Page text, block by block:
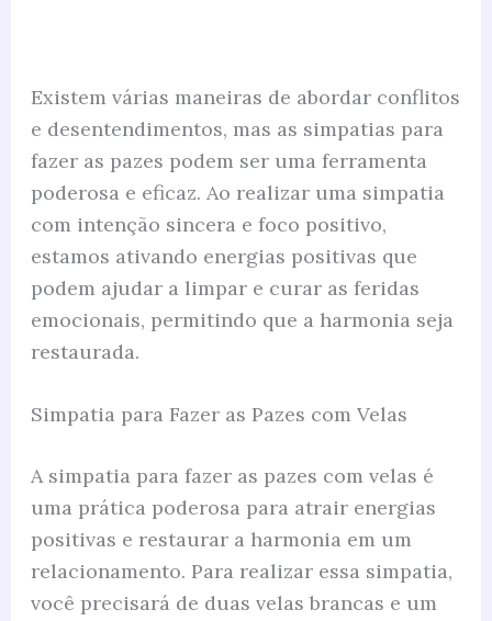
Existem várias maneiras de abordar conflitos
e desentendimentos, mas as simpatias para
fazer as pazes podem ser uma ferramenta
poderosa e eficaz. Ao realizar uma simpatia
com intenção sincera e foco positivo,
estamos ativando energias positivas que
podem ajudar a limpar e curar as feridas
emocionais, permitindo que a harmonia seja
restaurada.
Simpatia para Fazer as Pazes com Velas
A simpatia para fazer as pazes com velas é
uma prática poderosa para atrair energias
positivas e restaurar a harmonia em um
relacionamento. Para realizar essa simpatia,
você precisará de duas velas brancas e um